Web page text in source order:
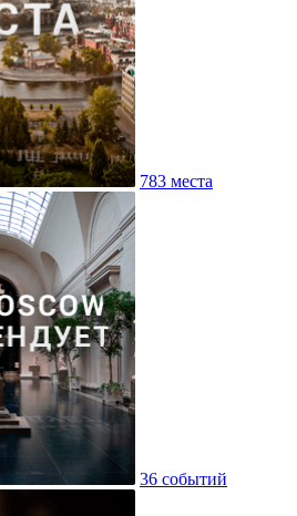
783 места
36 событий